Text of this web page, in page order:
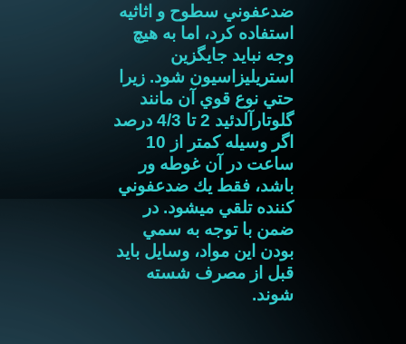
ضدعفوني سطوح و اثاثيه
استفاده كرد، اما به هيچ
وجه نبايد جايگزين
استريليزاسيون شود. زیرا
حتي نوع قوي آن مانند
گلوتارآلدئيد 2 تا 4/3 درصد
اگر وسیله كمتر از 10
ساعت در آن غوطه ور
باشد، فقط يك ضدعفوني
كننده تلقي ميشود. در
ضمن با توجه به سمي
بودن اين مواد، وسايل بايد
قبل از مصرف شسته
شوند.